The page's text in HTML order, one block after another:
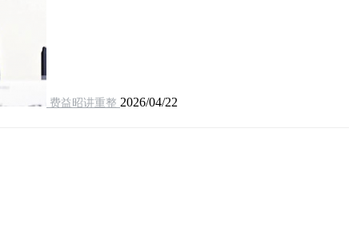
费益昭讲重整 2026/04/22